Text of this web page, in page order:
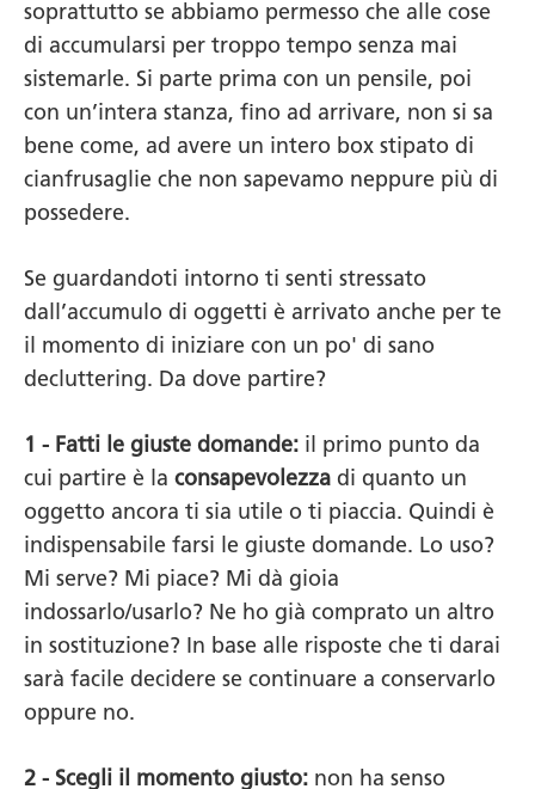
soprattutto se abbiamo permesso che alle cose
di accumularsi per troppo tempo senza mai
sistemarle. Si parte prima con un pensile, poi
con un’intera stanza, fino ad arrivare, non si sa
bene come, ad avere un intero box stipato di
cianfrusaglie che non sapevamo neppure più di
possedere.
Se guardandoti intorno ti senti stressato
dall’accumulo di oggetti è arrivato anche per te
il momento di iniziare con un po' di sano
decluttering. Da dove partire?
1 - Fatti le giuste domande: il primo punto da
cui partire è la consapevolezza di quanto un
oggetto ancora ti sia utile o ti piaccia. Quindi è
indispensabile farsi le giuste domande. Lo uso?
Mi serve? Mi piace? Mi dà gioia
indossarlo/usarlo? Ne ho già comprato un altro
in sostituzione? In base alle risposte che ti darai
sarà facile decidere se continuare a conservarlo
oppure no.
2 - Scegli il momento giusto: non ha senso